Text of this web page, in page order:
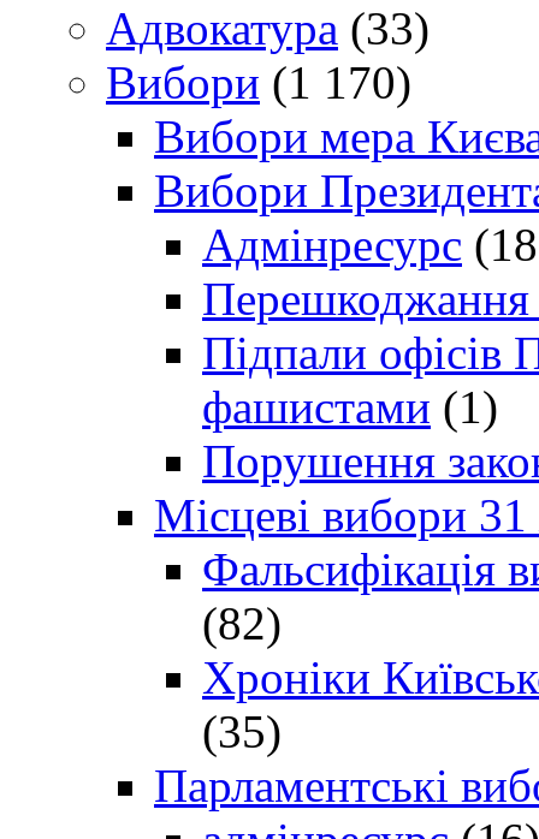
Адвокатура (33)
Вибори (1 170)
Вибори мера
Вибори
Адмінресурс
Перешкоджання
Підпали офісів
фашистами (1)
Порушення
Місцеві вибори
Фальсифікація
(82)
Хроніки
(35)
Парламентські